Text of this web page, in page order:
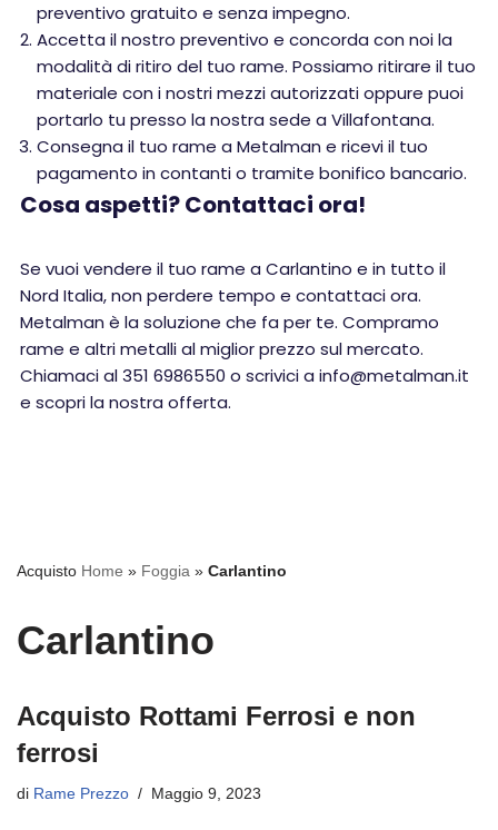
preventivo gratuito e senza impegno.
Accetta il nostro preventivo e concorda con noi la
modalità di ritiro del tuo rame. Possiamo ritirare il tuo
materiale con i nostri mezzi autorizzati oppure puoi
portarlo tu presso la nostra sede a Villafontana.
Consegna il tuo rame a Metalman e ricevi il tuo
pagamento in contanti o tramite bonifico bancario.
Cosa aspetti? Contattaci ora!
Se vuoi vendere il tuo rame a Carlantino e in tutto il
Nord Italia, non perdere tempo e contattaci ora.
Metalman è la soluzione che fa per te. Compramo
rame e altri metalli al miglior prezzo sul mercato.
Chiamaci al 351 6986550 o scrivici a info@metalman.it
e scopri la nostra offerta.
Acquisto Home » Foggia » Carlantino
Carlantino
Acquisto Rottami Ferrosi e non
ferrosi
di Rame Prezzo Maggio 9, 2023